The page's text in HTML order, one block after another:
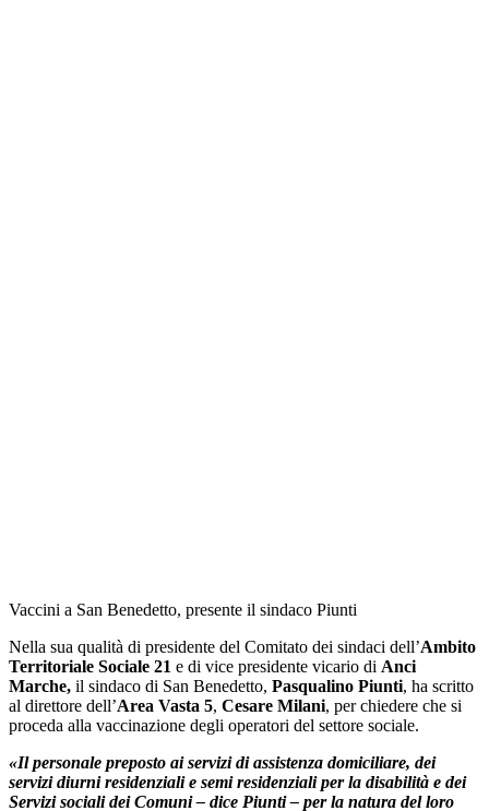
Vaccini a San Benedetto, presente il sindaco Piunti
Nella sua qualità di presidente del Comitato dei sindaci dell’Ambito
Territoriale Sociale 21 e di vice presidente vicario di Anci
Marche, il sindaco di San Benedetto, Pasqualino Piunti, ha scritto
al direttore dell’Area Vasta 5, Cesare Milani, per chiedere che si
proceda alla vaccinazione degli operatori del settore sociale.
«Il personale preposto ai servizi di assistenza domiciliare, dei
servizi diurni residenziali e semi residenziali per la disabilità e dei
Servizi sociali dei Comuni – dice Piunti – per la natura del loro